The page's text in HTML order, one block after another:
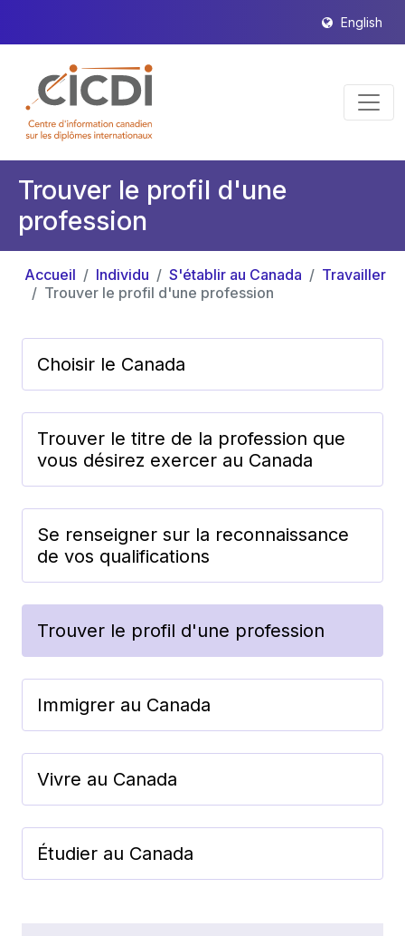
English
Trouver le profil d'une
profession
Accueil Individu S'établir au Canada
Travailler
Trouver le profil d'une profession
Choisir le Canada
Trouver le titre de la profession que
vous désirez exercer au Canada
Se renseigner sur la reconnaissance
de vos qualifications
Trouver le profil d'une profession
Immigrer au Canada
Vivre au Canada
Étudier au Canada